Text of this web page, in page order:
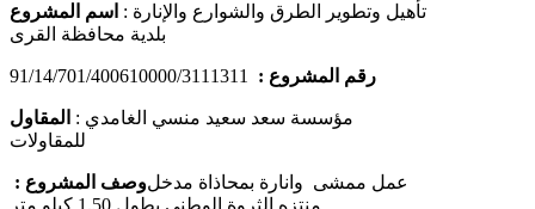
: تأهيل وتطوير الطرق والشوارع والإنارة
بلدية محافظة القرى
رقم المشروع :
: مؤسسة سعد سعيد منسي الغامدي
للمقاولات
وصف المشروع :عمل ممشى وانارة بمحاذاة مدخل